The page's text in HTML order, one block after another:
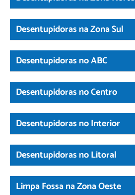
Desentupidoras na Zona Sul
Desentupidoras no ABC
Desentupidoras no Centro
Desentupidoras no Interior
Desentupidoras no Litoral
Limpa Fossa na Zona Oeste